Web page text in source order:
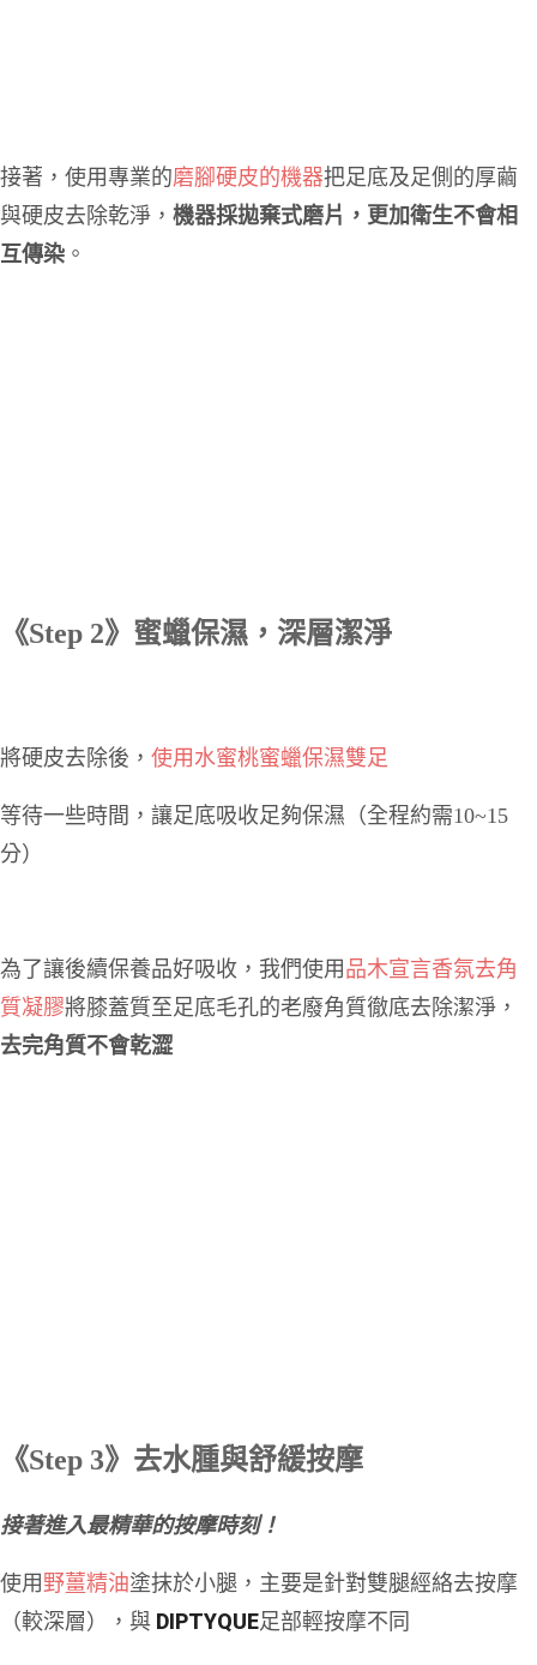
接著，使用專業的磨腳硬皮的機器把足底及足側的厚繭
與硬皮去除乾淨， 機器採拋棄式磨片，更加衛生不會相
互傳染 。
《Step 2》蜜蠟保濕，深層潔淨
將硬皮去除後， 使用水蜜桃蜜蠟保濕雙足
等待一些時間，讓足底吸收足夠保濕 （全程約需10~15
分）
為了讓後續保養品好吸收，我們使用 品木宣言香氛去角
質凝膠將膝蓋質至足底毛孔的老廢角質徹底去除潔淨，
去完角質不會乾澀
《Step 3》去水腫與舒緩按摩
接著進入最精華的按摩時刻！
使用 野薑精油塗抹於小腿，主要是針對雙腿經絡去按摩
（較深層） ，與 DIPTYQUE足部輕按摩不同